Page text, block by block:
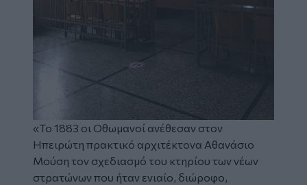
«Το 1883 οι Οθωμανοί ανέθεσαν στον
Ηπειρώτη πρακτικό αρχιτέκτονα Αθανάσιο
Μούση τον σχεδιασμό του κτηρίου των νέων
στρατώνων που ήταν ενιαίο, διώροφο,